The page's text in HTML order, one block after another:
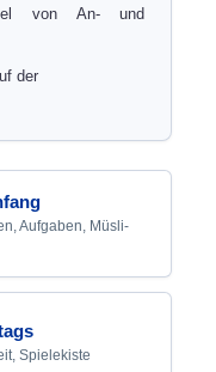
von An- und
der
Aufgaben, Müsli-
Spielekiste